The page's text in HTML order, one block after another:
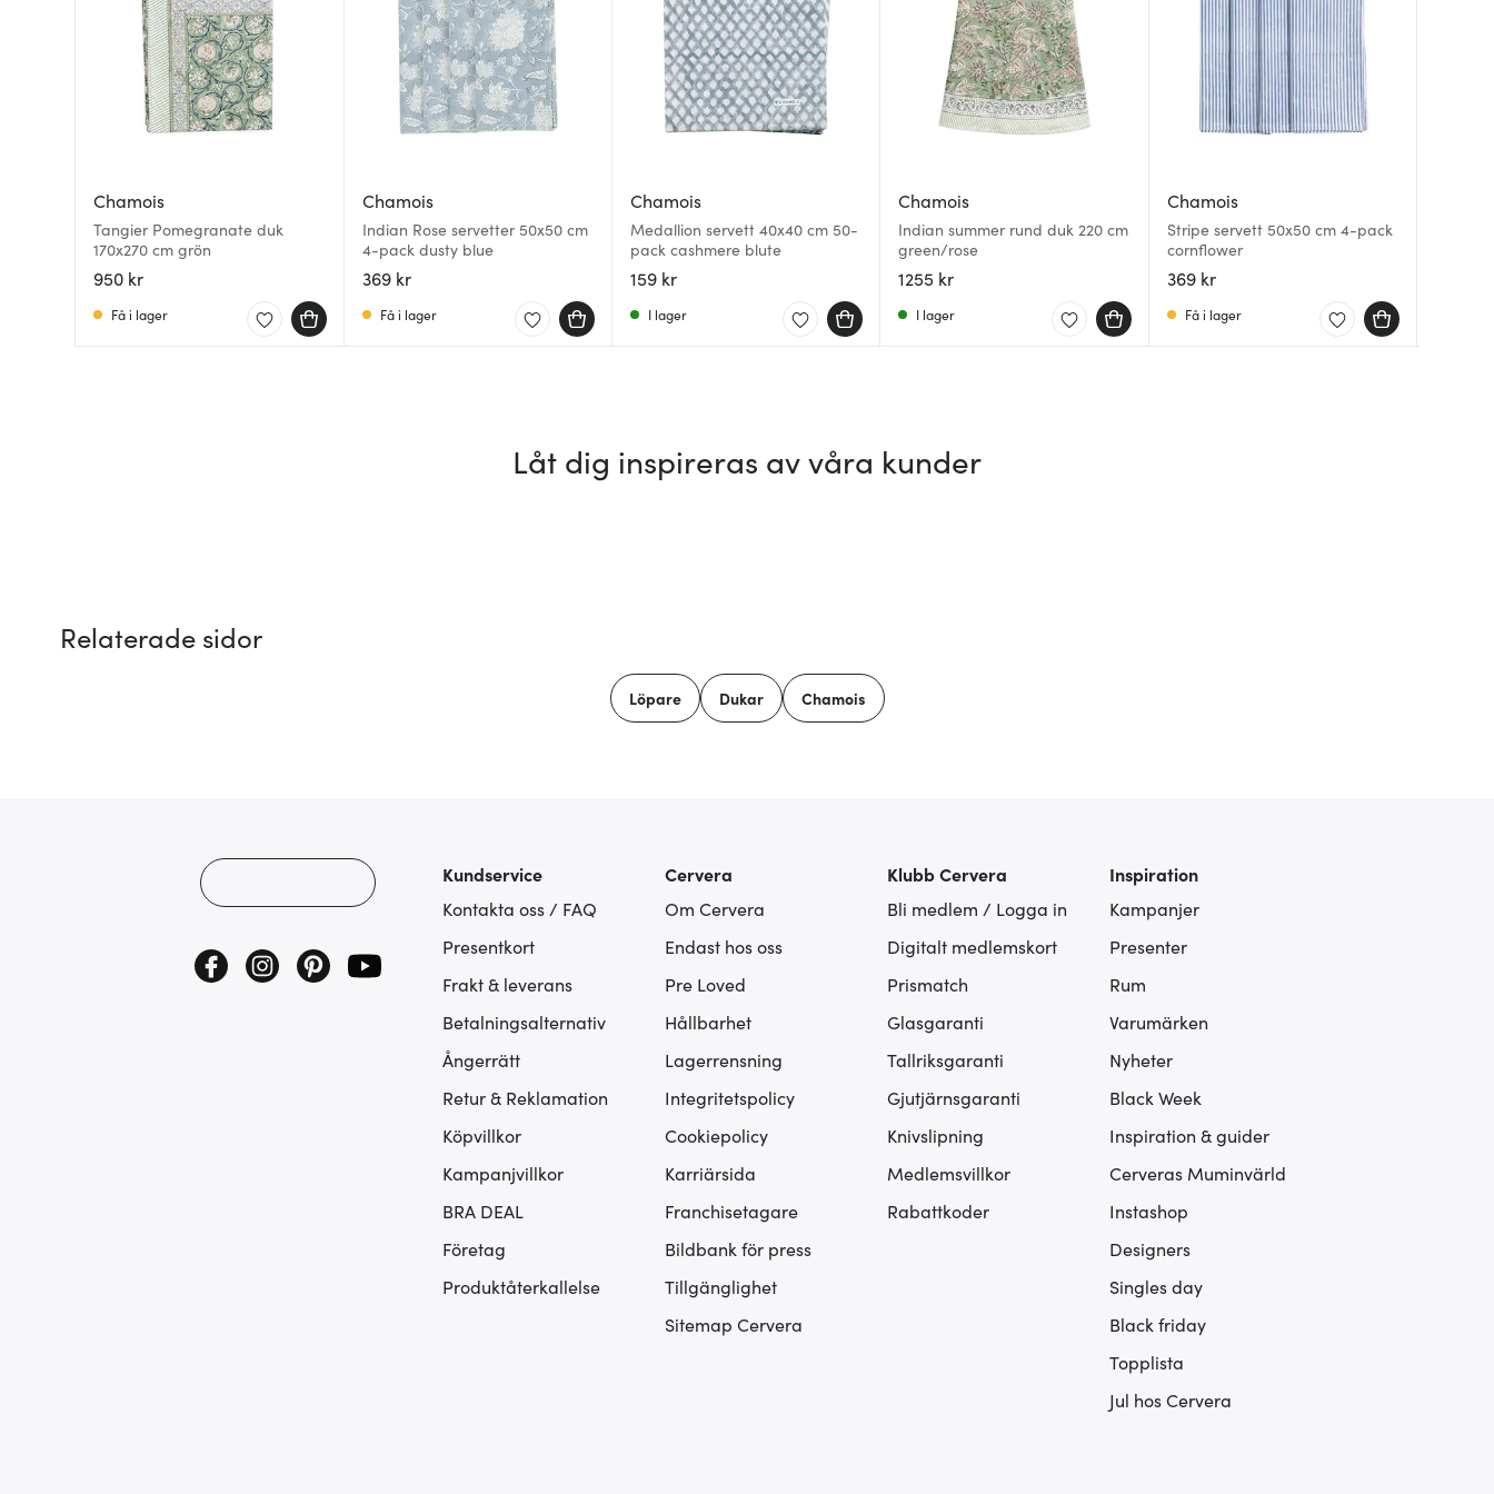
Chamois
Tangier Pomegranate duk
170x270 cm grön
950 kr
Få i lager
Chamois
Indian Rose servetter 50x50 cm
4-pack dusty blue
369 kr
Få i lager
Chamois
Medallion servett 40x40 cm 50-
pack cashmere blute
159 kr
I lager
Chamois
Indian summer rund duk 220 cm
green/rose
1255 kr
I lager
Chamois
Stripe servett 50x50 cm 4-pack
cornflower
369 kr
Få i lager
Låt dig inspireras av våra kunder
Relaterade sidor
Löpare Dukar Chamois
Kundservice
Kontakta oss / FAQ
Presentkort
Frakt & leverans
Betalningsalternativ
Ångerrätt
Retur & Reklamation
Köpvillkor
Kampanjvillkor
BRA DEAL
Företag
Produktåterkallelse
Cervera
Om Cervera
Endast hos oss
Pre Loved
Hållbarhet
Lagerrensning
Integritetspolicy
Cookiepolicy
Karriärsida
Franchisetagare
Bildbank för press
Tillgänglighet
Sitemap Cervera
Klubb Cervera
Bli medlem / Logga in
Digitalt medlemskort
Prismatch
Glasgaranti
Tallriksgaranti
Gjutjärnsgaranti
Knivslipning
Medlemsvillkor
Rabattkoder
Inspiration
Kampanjer
Presenter
Rum
Varumärken
Nyheter
Black Week
Inspiration & guider
Cerveras Muminvärld
Instashop
Designers
Singles day
Black friday
Topplista
Jul hos Cervera